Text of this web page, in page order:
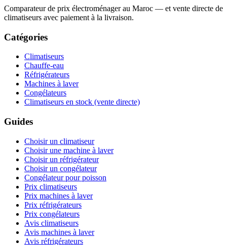
Comparateur de prix électroménager au Maroc — et vente directe de
climatiseurs avec paiement à la livraison.
Catégories
Climatiseurs
Chauffe-eau
Réfrigérateurs
Machines à laver
Congélateurs
Climatiseurs en stock (vente directe)
Guides
Choisir un climatiseur
Choisir une machine à laver
Choisir un réfrigérateur
Choisir un congélateur
Congélateur pour poisson
Prix climatiseurs
Prix machines à laver
Prix réfrigérateurs
Prix congélateurs
Avis climatiseurs
Avis machines à laver
Avis réfrigérateurs